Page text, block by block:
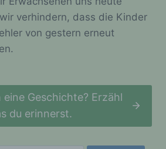
verhindern, dass die Kinder
von gestern erneut
eine Geschichte? Erzähl
du erinnerst.
Verantwortliche erteilt
jederzeit auf Anfrage
welche personenbezogenen
Person gespeichert sind.
keine gesetzlichen
entgegenstehen. Die